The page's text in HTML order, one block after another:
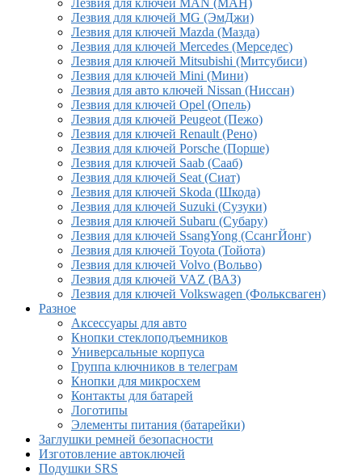
Лезвия для ключей MAN (МАН)
Лезвия для ключей MG (ЭмДжи)
Лезвия для ключей Mazda (Мазда)
Лезвия для ключей Mercedes (Мерседес)
Лезвия для ключей Mitsubishi (Митсубиси)
Лезвия для ключей Mini (Мини)
Лезвия для авто ключей Nissan (Ниссан)
Лезвия для ключей Opel (Опель)
Лезвия для ключей Peugeot (Пежо)
Лезвия для ключей Renault (Рено)
Лезвия для ключей Porsche (Порше)
Лезвия для ключей Saab (Сааб)
Лезвия для ключей Seat (Сиат)
Лезвия для ключей Skoda (Шкода)
Лезвия для ключей Suzuki (Сузуки)
Лезвия для ключей Subaru (Субару)
Лезвия для ключей SsangYong (СсангЙонг)
Лезвия для ключей Toyota (Тойота)
Лезвия для ключей Volvo (Вольво)
Лезвия для ключей VAZ (ВАЗ)
Лезвия для ключей Volkswagen (Фольксваген)
Разное
Aксессуары для авто
Кнопки стеклоподъемников
Универсальные корпуса
Группа ключников в телеграм
Кнопки для микросхем
Контакты для батарей
Логотипы
Элементы питания (батарейки)
Заглушки ремней безопасности
Изготовление автоключей
Подушки SRS